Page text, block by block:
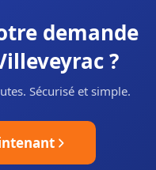
demande
?
Sécurisé et simple.